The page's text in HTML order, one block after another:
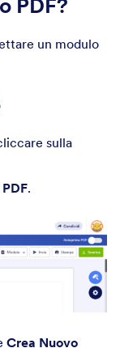
PDF?
un modulo
sulla
.
Crea Nuovo